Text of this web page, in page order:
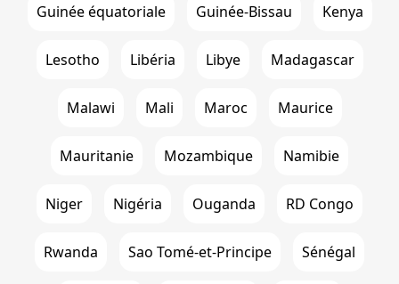
Guinée équatoriale Guinée-Bissau Kenya
Lesotho Libéria Libye Madagascar
Malawi Mali Maroc Maurice
Mauritanie Mozambique Namibie
Niger Nigéria Ouganda RD Congo
Rwanda Sao Tomé-et-Principe Sénégal